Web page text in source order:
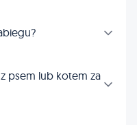
psem lub kotem za